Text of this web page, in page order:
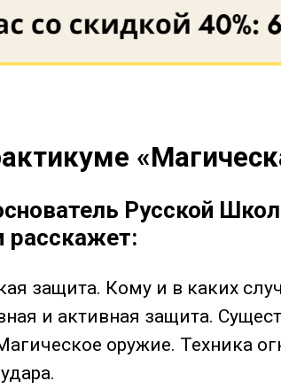
Русской
расскажет:
защита. Кому и в каких
и активная защита.
оружие. Техника